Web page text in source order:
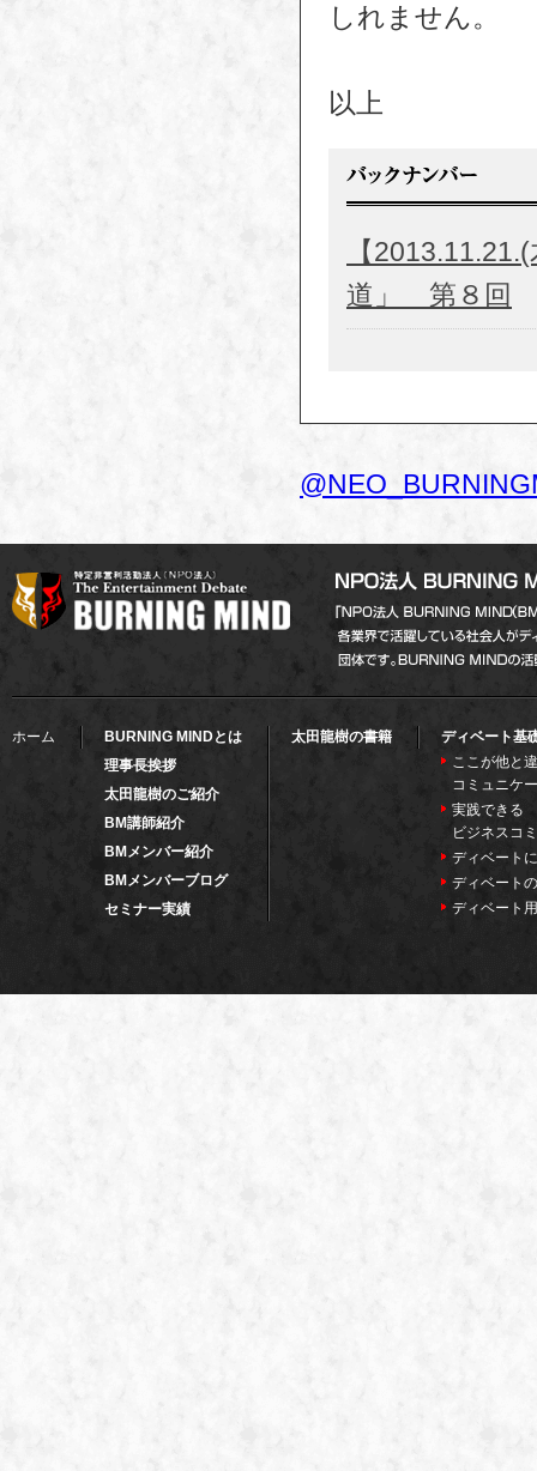
しれません。
以上
【
道」 第８回
ホーム
BURNING MINDとは
理事長挨拶
太田龍樹のご紹介
BM講師紹介
BMメンバー紹介
BMメンバーブログ
セミナー実績
太田龍樹の書籍
ディベート基
ここが他と
コミュニケ
実践できる
ビジネスコ
ディベート
ディベート
ディベート